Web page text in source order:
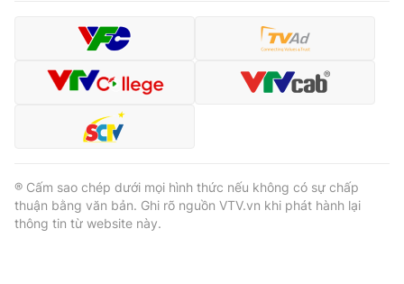
® Cấm sao chép dưới mọi hình thức nếu không có sự chấp
thuận bằng văn bản. Ghi rõ nguồn VTV.vn khi phát hành lại
thông tin từ website này.